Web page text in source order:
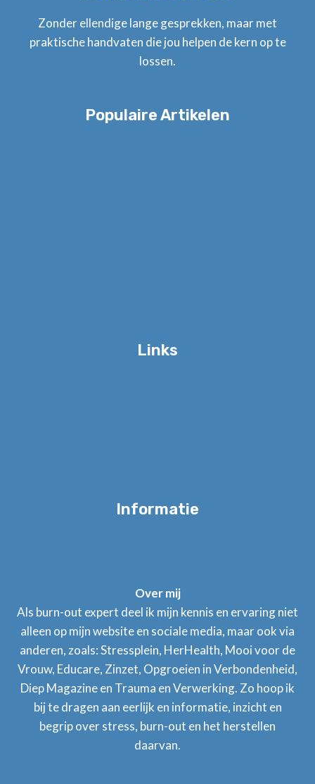
Zonder ellendige lange gesprekken, maar met
praktische handvaten die jou helpen de kern op te
lossen.
Populaire Artikelen
Links
Informatie
Over mij
Als burn-out expert deel ik mijn kennis en ervaring niet
alleen op mijn website en sociale media, maar ook via
anderen, zoals: Stressplein, HerHealth, Mooi voor de
Vrouw, Educare, Zinzet, Opgroeien in Verbondenheid,
Diep Magazine en Trauma en Verwerking. Zo hoop ik
bij te dragen aan eerlijk en informatie, inzicht en
begrip over stress, burn-out en het herstellen
daarvan.